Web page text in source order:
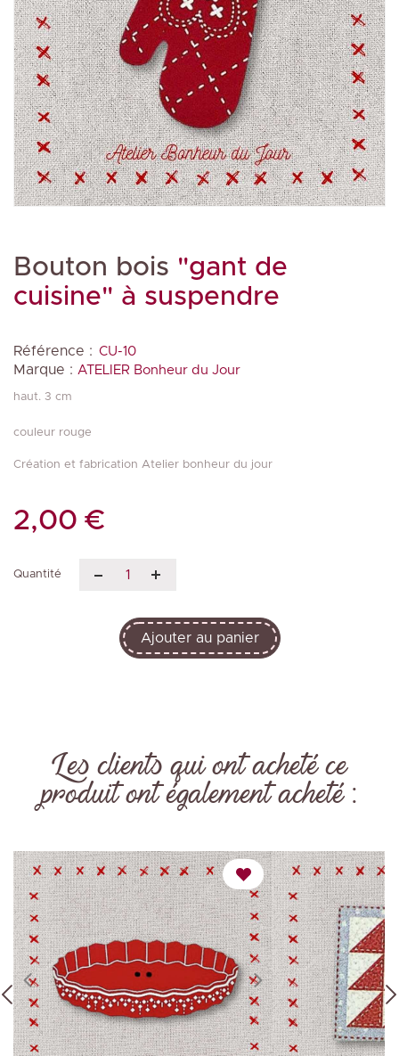
Bouton bois "gant de
cuisine" à suspendre
Référence : CU-10
Marque : ATELIER Bonheur du Jour
haut. 3 cm
couleur rouge
Création et fabrication Atelier bonheur du jour
2,00 €
Quantité
Ajouter au panier
Les clients qui ont acheté ce
produit ont également acheté :